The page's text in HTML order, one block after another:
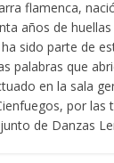
flamenca,
años de
sido parte de
palabras que
en la sala
por las
de Danzas